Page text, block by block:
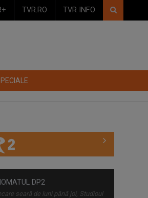
TVR.RO TVR INFO
DP2
seară de luni până joi, Studioul